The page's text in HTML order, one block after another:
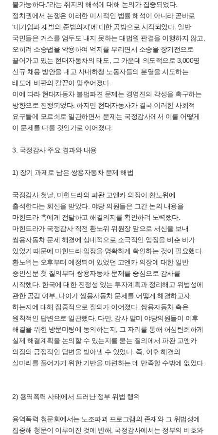
불가능하다.”라는 취지의 해석에 대해 논의가 집중되었다.
정치권에서 논쟁은 이러한 미시적인 법률 해석이 아니라 곧바로
‘대기업과 재벌의 준법의지’에 대한 공방으로 시작되었다. 일반
국민들은 거스를 엄두도 내지 못하는 대법원 판결을 이행하지 않고,
오히려 소송법을 악용하여 억지를 부리면서 소송을 장기전으로
끌어가고 있는 현대자동차의 태도, 그 가운데 의도적으로 3,000명
신규 채용 방안을 내고 사내하청 노동자들의 분열을 시도하는
태도에 비판의 칼끝이 맞추어졌다.
이에 따라 현대자동차 불법파견 문제는 경영진의 각성을 촉구하는
방향으로 진행되었다. 하지만 현대자동차가 결국 이러한 사회적
요구들에 모르쇠로 일관하면서 문제는 국정감사에서 이를 어떻게
이 문제를 다룰 것인가로 이어졌다.
3. 국정감사 주요 경과와 내용
1) 장기 과제로 남은 쌍용자동차 문제 해법
국정감사 첫날, 마힌드라의 파완 고엔카 의장이 환노위에
출석한다는 회신을 받았다. 야당 의원들은 그간 논의 내용을
마힌드라 측에게 전달하고 해결의지를 확인하려 노력했다.
마힌드라가 국정감사 직전 환노위 위원장 앞으로 서신을 보내
쌍용자동차 문제 해결에 상대적으로 소극적인 입장을 비춘 바가
있었기 때문에 마힌드라 입장을 명확하게 확인하는 것이 필요했다.
환노위는 오후부터 예정되어 있었던 고엔카 의장에 대한 일반
증인신문 첫 질의부터 쌍용자동차 문제를 중심으로 감사를
시작했다. 한국에 대한 진정성 있는 투자계획과 정리해고 위법성에
관한 공감 여부, 나아가 쌍용자동차 문제를 어떻게 해결하고자
하는지에 대해 집중적으로 질의가 이어졌다. 쌍용자동차 측은
원칙적인 답변으로 일관했다. 다만, 감사 말미 야당의원들이 이후
해결을 위한 방문미팅에 동의하는지, 그 자리를 통해 허심탄회하게
실제 해결계획을 논의할 수 있는지를 묻는 질의에서 파완 고엔카
의장의 긍정적인 답변을 받아낼 수 있었다. 즉, 이후 해결의
실마리를 풀어가기 위한 기반을 마련하는 데 만족할 수밖에 없었다.
2) 용역폭력 사태에서 드러난 정부 위법 행위
용역폭력 청문회에서는 노조파괴 프로그램의 존재와 그 위법성에
집중해 청문이 이루어진 것에 반해, 국정감사에서는 정부의 비호와